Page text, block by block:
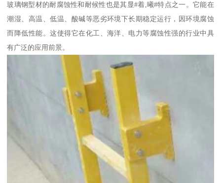
玻璃钢型材的耐腐蚀性和耐候性也是其显#着,曦#特点之一。它能在
潮湿、高温、低温、酸碱等恶劣环境下长期稳定运行，因环境腐蚀
而降低性能。这使得它在化工、海洋、电力等腐蚀性强的行业中具
有广泛的应用前景。